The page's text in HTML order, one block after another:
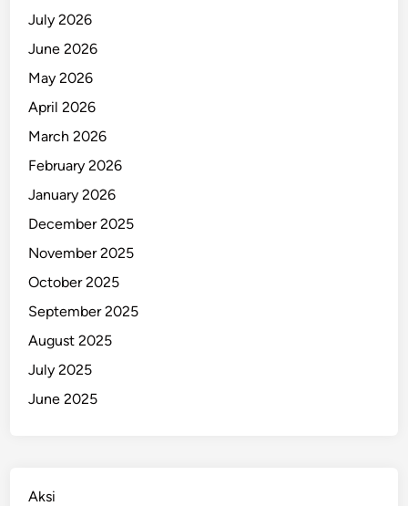
k
S
e
a
t
D
n
g
a
S
u
s
G
r
s
July 2026
June 2026
May 2026
April 2026
March 2026
February 2026
January 2026
December 2025
November 2025
October 2025
September 2025
August 2025
July 2025
June 2025
Aksi